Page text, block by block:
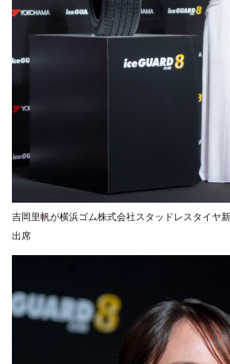
吉岡里帆が横浜ゴム株式会社スタッドレスタイヤ
出席